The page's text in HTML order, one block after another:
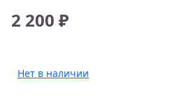
2 200 ₽
Нет в наличии